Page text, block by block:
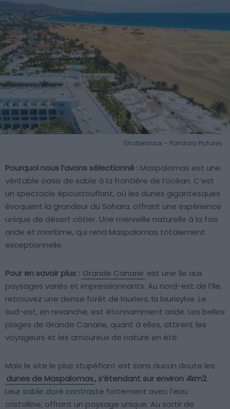
Shutterstock – Pandora Pictures
Pourquoi nous l’avons sélectionné : Maspalomas est une
véritable oasis de sable à la frontière de l’océan. C’est
un spectacle époustouflant, où les dunes gigantesques
évoquent la grandeur du Sahara, offrant une expérience
unique de désert côtier. Une merveille naturelle à la fois
aride et maritime, qui rend Maspalomas totalement
exceptionnelle.
Pour en savoir plus : Grande Canarie est une île aux
paysages variés et impressionnants. Au nord-est de l’île,
retrouvez une dense forêt de lauriers, la laurisylve. Le
sud-est, en revanche, est étonnamment aride. Les belles
plages de Grande Canarie, quant à elles, attirent les
voyageurs et les amoureux de nature en été.
Mais le site le plus stupéfiant est sans aucun doute les
dunes de Maspalomas, s’étendant sur environ 4km2.
Leur sable doré contraste fortement avec l’eau
cristalline, offrant un paysage unique. Au sortir de